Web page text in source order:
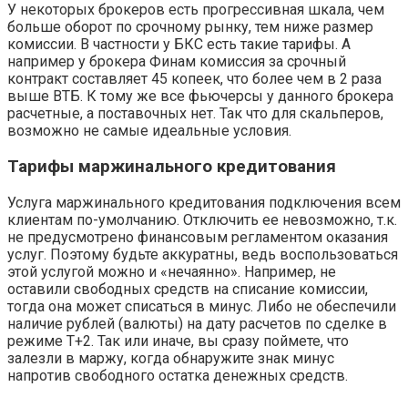
У некоторых брокеров есть прогрессивная шкала, чем
больше оборот по срочному рынку, тем ниже размер
комиссии. В частности у БКС есть такие тарифы. А
например у брокера Финам комиссия за срочный
контракт составляет 45 копеек, что более чем в 2 раза
выше ВТБ. К тому же все фьючерсы у данного брокера
расчетные, а поставочных нет. Так что для скальперов,
возможно не самые идеальные условия.
Тарифы маржинального кредитования
Услуга маржинального кредитования подключения всем
клиентам по-умолчанию. Отключить ее невозможно, т.к.
не предусмотрено финансовым регламентом оказания
услуг. Поэтому будьте аккуратны, ведь воспользоваться
этой услугой можно и «нечаянно». Например, не
оставили свободных средств на списание комиссии,
тогда она может списаться в минус. Либо не обеспечили
наличие рублей (валюты) на дату расчетов по сделке в
режиме Т+2. Так или иначе, вы сразу поймете, что
залезли в маржу, когда обнаружите знак минус
напротив свободного остатка денежных средств.